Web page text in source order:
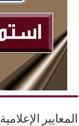
المعايير الإعلامية